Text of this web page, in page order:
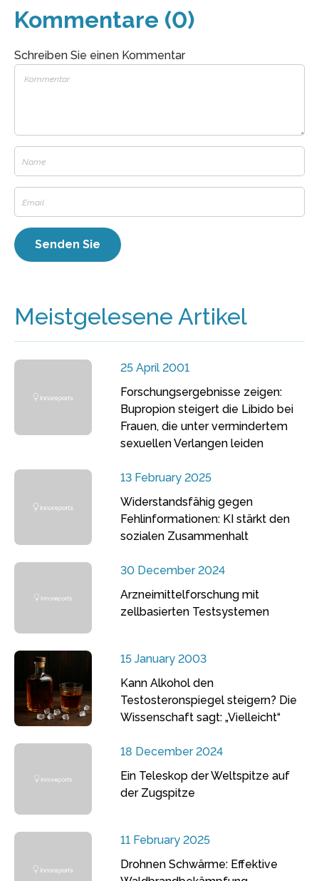
Kommentare (0)
Schreiben Sie einen Kommentar
Meistgelesene Artikel
25 April 2001
Forschungsergebnisse zeigen:
Bupropion steigert die Libido bei
Frauen, die unter vermindertem
sexuellen Verlangen leiden
13 February 2025
Widerstandsfähig gegen
Fehlinformationen: KI stärkt den
sozialen Zusammenhalt
30 December 2024
Arzneimittelforschung mit
zellbasierten Testsystemen
15 January 2003
Kann Alkohol den
Testosteronspiegel steigern? Die
Wissenschaft sagt: „Vielleicht“
18 December 2024
Ein Teleskop der Weltspitze auf
der Zugspitze
11 February 2025
Drohnen Schwärme: Effektive